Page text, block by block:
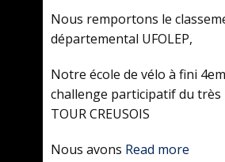
Nous remportons le
départemental UFOLEP,
Notre école de vélo à fini
challenge participatif du très
TOUR CREUSOIS
Nous avons Read more